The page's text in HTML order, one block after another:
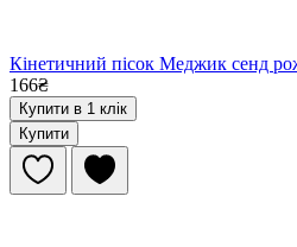
Кінетичний пісок Меджик сенд
166₴
Купити в 1 клік
Купити